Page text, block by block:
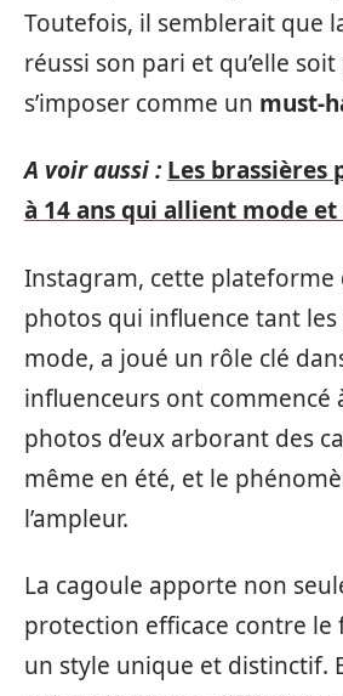
Toutefois, il semblerait que
réussi son pari et qu’elle
s’imposer comme un must-
A voir aussi : Les brassières
à 14 ans qui allient mode
Instagram, cette plateforme
photos qui influence tant les
mode, a joué un rôle clé
influenceurs ont commencé
photos d’eux arborant des
même en été, et le
l’ampleur.
La cagoule apporte non
protection efficace contre le
un style unique et distinctif.